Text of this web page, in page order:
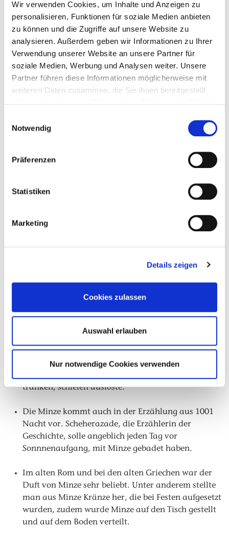
Wir verwenden Cookies, um Inhalte und Anzeigen zu
personalisieren, Funktionen für soziale Medien anbieten
zu können und die Zugriffe auf unsere Website zu
analysieren. Außerdem geben wir Informationen zu Ihrer
Verwendung unserer Website an unsere Partner für
soziale Medien, Werbung und Analysen weiter. Unsere
Partner führen diese Informationen möglicherweise mit
weiteren Daten zusammen, die Sie ihnen bereitgestellt
Cookies, wenn Sie unsere Webseite weiterhin nutzen.
Notwendig
Präferenzen
Statistiken
Marketing
Details zeigen
Cookies zulassen
Auswahl erlauben
Nur notwendige Cookies verwenden
englischen Mintsoße, die hauptsächlich zu
Hammelfleisch gegessen wird. Für Rohkost und Diät ist
Pfefferminze besonders geeignet, auch als Bestandteil
des Gewürzessigs.
Ägypten verwendet, zumindest fand man Reste der
Pfefferminze in altägyptischen Gräbern. Man geht
Tod helfen sollten.
Laut einer Sage besuchte der Gott der Unterwelt,
Hades, nur sehr selten die Welt oben. Als er jedoch
seines goldenen Wagens, der von schwarzen Pferden
Ehefrau, der Königin Persephone. Diese nämlich
war davon gar nicht begeistert und verwandelte
kurzerhand die Arme Minthe in eine Pflanze, die
Hexen sollen angeblich Poleiminze zu einen Getränk
tranken, schielen auslöste.
Die Minze kommt auch in der Erzählung aus 1001
Nacht vor. Scheherazade, die Erzählerin der
Geschichte, solle angeblich jeden Tag vor
Sonnnenaufgang, mit Minze gebadet haben.
Im alten Rom und bei den alten Griechen war der
Duft von Minze sehr beliebt. Unter anderem stellte
man aus Minze Kränze her, die bei Festen aufgesetzt
wurden, zudem wurde Minze auf den Tisch gestellt
und auf dem Boden verteilt.